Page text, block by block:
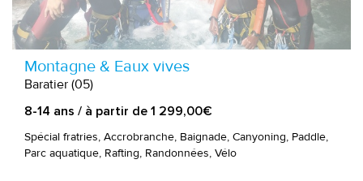
Montagne & Eaux vives
Baratier (05)
8-14 ans / à partir de 1 299,00€
Spécial fratries, Accrobranche, Baignade, Canyoning, Paddle,
Parc aquatique, Rafting, Randonnées, Vélo